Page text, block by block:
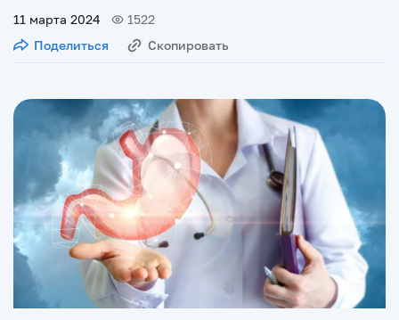
11 марта 2024
1522
Поделиться
Скопировать